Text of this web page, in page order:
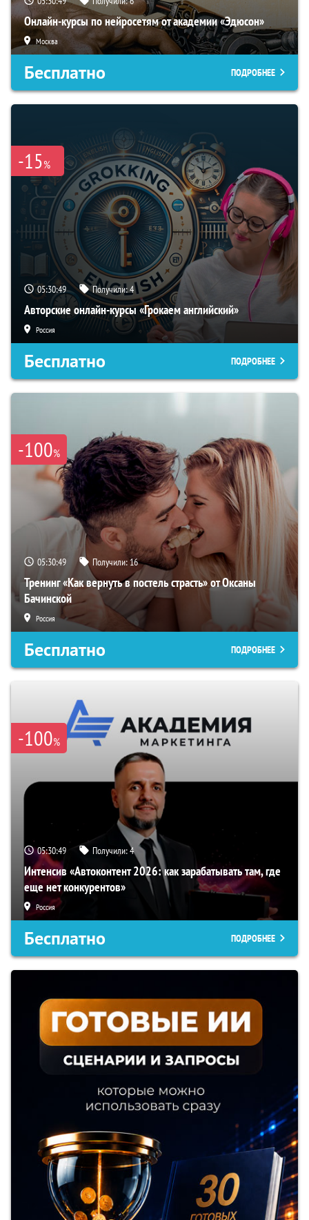
Онлайн-курсы по нейросетям от академии «Эдюсон»
Москва
Бесплатно ПОДРОБНЕЕ
-15%
05:30:48 Получили:4
Авторские онлайн-курсы «Грокаем английский»
Россия
Бесплатно ПОДРОБНЕЕ
-100%
05:30:48 Получили:16
Тренинг «Как вернуть в постель страсть» от Оксаны
Бачинской
Россия
Бесплатно ПОДРОБНЕЕ
-100%
05:30:48 Получили:4
Интенсив «Автоконтент 2026: как зарабатывать там, где
еще нет конкурентов»
Россия
Бесплатно ПОДРОБНЕЕ